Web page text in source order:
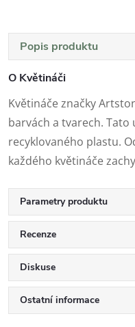
Popis produktu
O Květináči
Květináče značky
barvách a tvarech.
recyklovaného plastu.
každého květináče
Parametry produktu
Recenze
Diskuse
Ostatní informace